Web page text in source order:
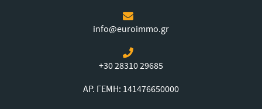
info@euroimmo.gr
+30 28310 29685
ΑΡ. ΓΕΜΗ: 141476650000